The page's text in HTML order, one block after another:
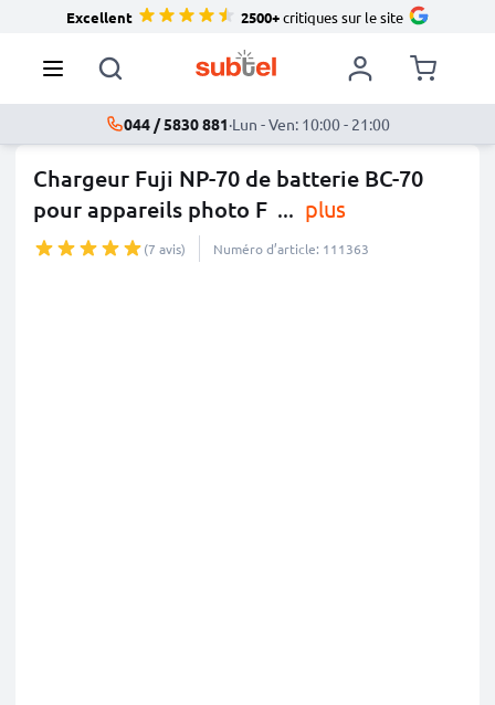
Excellent 2500+critiques sur le site
044 / 5830 881·Lun - Ven: 10:00 - 21:00
Chargeur Fuji NP-70 de batterie BC-70
pour appareils photo F ... plus
(7 avis) Numéro d’article: 111363